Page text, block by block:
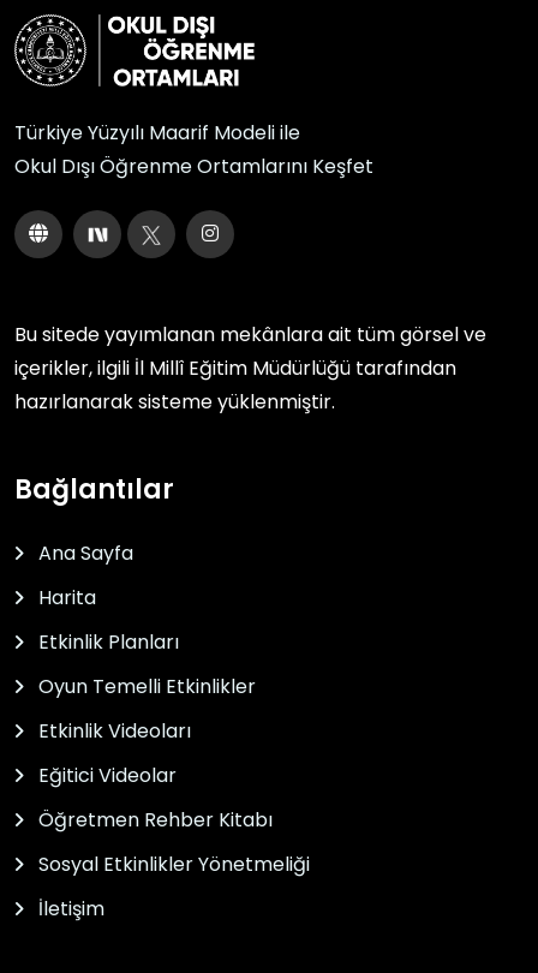
Türkiye Yüzyılı Maarif Modeli ile
Okul Dışı Öğrenme Ortamlarını Keşfet
Bu sitede yayımlanan mekânlara ait tüm görsel ve
içerikler, ilgili İl Millî Eğitim Müdürlüğü tarafından
hazırlanarak sisteme yüklenmiştir.
Bağlantılar
Ana Sayfa
Harita
Etkinlik Planları
Oyun Temelli Etkinlikler
Etkinlik Videoları
Eğitici Videolar
Öğretmen Rehber Kitabı
Sosyal Etkinlikler Yönetmeliği
İletişim